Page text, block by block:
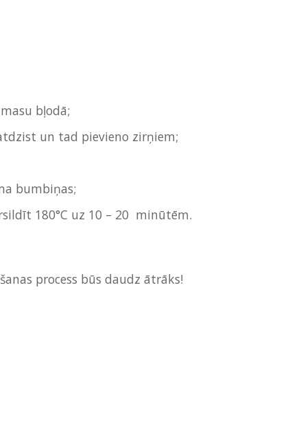
bļodā;
un tad pievieno zirņiem;
bumbiņas;
180°C uz 10 – 20 minūtēm.
process būs daudz ātrāks!